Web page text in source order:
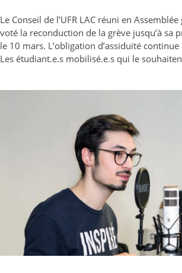
Le Conseil de l’UFR LAC réuni en
voté la reconduction de la grève jusqu’à sa
le 10 mars. L’obligation d’assiduité
Les étudiant.e.s mobilisé.e.s qui le